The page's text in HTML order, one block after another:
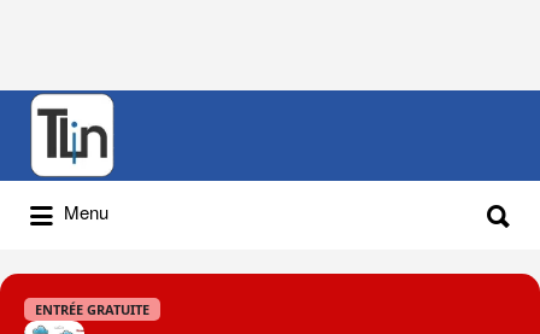
Rechercher
Menu
ENTRÉE GRATUITE